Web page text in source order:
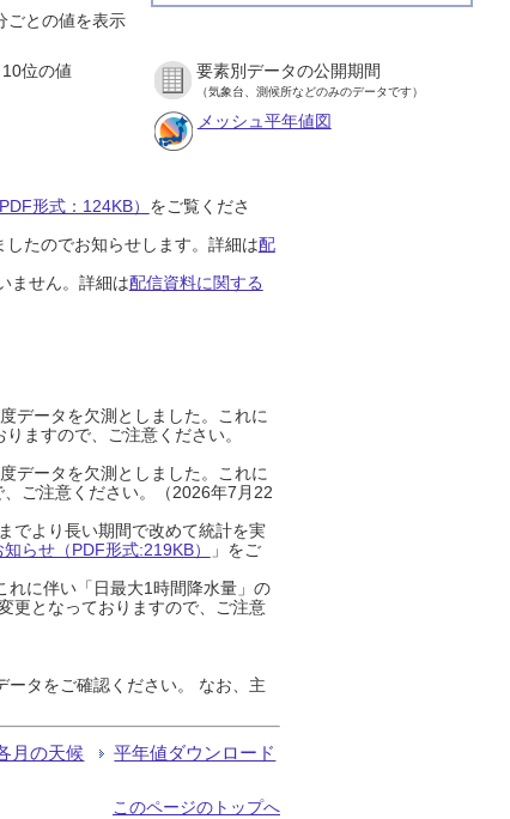
ごとの値を表示
位の値 要素別データの公開期間
（気象台、測候所などのみのデータです）
メッシュ平年値図
形式：124KB） をご覧くださ
たのでお知らせします。詳細は配
ません。詳細は配信資料に関する
データを欠測としました。これに
ますので、ご注意ください。
データを欠測としました。これに
ご注意ください。（2026年7月22
でより長い期間で改めて統計を実
知らせ（PDF形式:219KB）
」をご
れに伴い「日最大1時間降水量」の
更となっておりますので、ご注意
タをご確認ください。 なお、主
月の天候 平年値ダウンロード
このページのトップへ